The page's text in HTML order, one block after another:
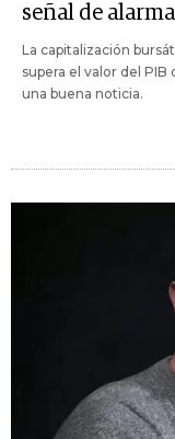
señal de
La capitalización
supera el valor del
una buena noticia.